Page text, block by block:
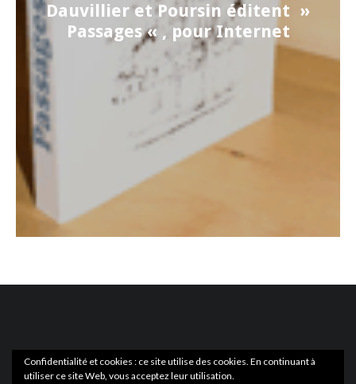
Dauvillier et Poursin éditent »
Passages « , pour Internet
Confidentialité et cookies : ce site utilise des cookies. En continuant à
utiliser ce site Web, vous acceptez leur utilisation.